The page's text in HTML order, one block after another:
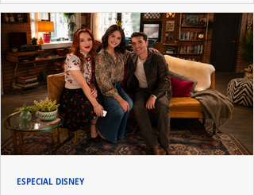
ESPECIAL DISNEY